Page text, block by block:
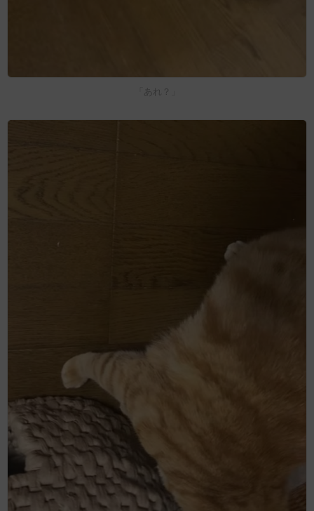
「あれ？」